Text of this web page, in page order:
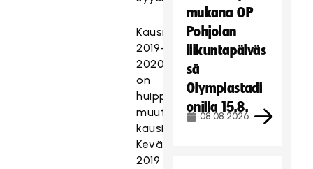
Kausi
2019-
2020
on
huippusalibandyssa
muutosten
kausi.
Keväällä
2019
mukana OP
Pohjolan
liikuntapäiväs
sä
Olympiastadi
onilla 15.8.
08.08.2026